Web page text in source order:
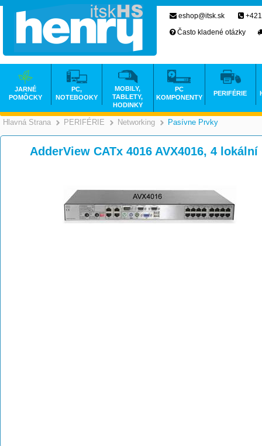
Hlavná Strana >
PERIFÉRIE >
Networking >
Pasívne Prvky
AdderView CATx 4016 AVX4016, 4
eshop@itsk.sk
Často kladené otázky
JARNÉ
POMÔCKY
PC,
NOTEBOOKY
MOBILY,
TABLETY,
HODINKY
PC
KOMPONENTY
PERIFÉRIE